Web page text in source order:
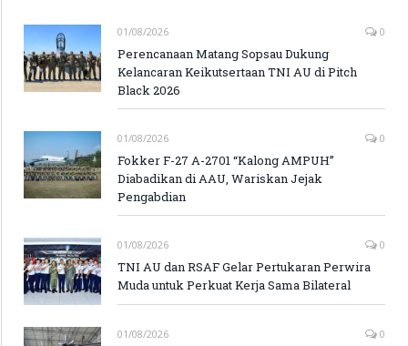
01/08/2026 0
Perencanaan Matang Sopsau Dukung
Kelancaran Keikutsertaan TNI AU di Pitch
Black 2026
01/08/2026 0
Fokker F-27 A-2701 “Kalong AMPUH”
Diabadikan di AAU, Wariskan Jejak
Pengabdian
01/08/2026 0
TNI AU dan RSAF Gelar Pertukaran Perwira
Muda untuk Perkuat Kerja Sama Bilateral
01/08/2026 0